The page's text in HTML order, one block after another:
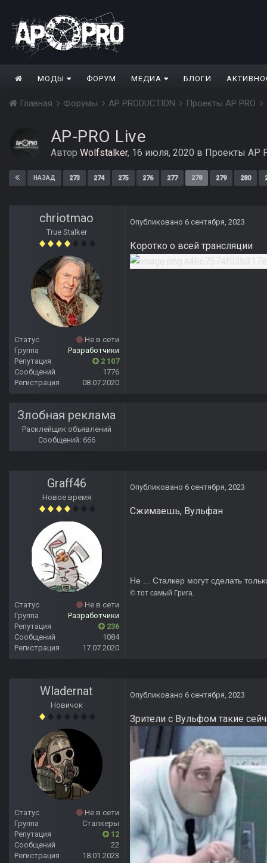
МОДЫ ФОРУМ МЕДИА БЛОГИ
Главная Форумы AP PRODUCTION Проекты AP PRO
AP-PRO Live
Автор Wolfstalker, 16 июля, 2020 в Проекты AP
НАЗАД 273 274 275 276 277 278 279 280
chriotmao
True Stalker
Статус
Не в сети
Группа
Разработчики
Репутация
2 107
Сообщений
1776
Регистрация
08.07.2020
Опубликовано 6 сентября, 2023
Коротко о всей трансляции
Злобная реклама
Расклейщик объявлений
Сообщений: 666
Graff46
Новое время
Статус
Не в сети
Группа
Разработчики
Репутация
236
Сообщений
1084
Регистрация
17.07.2020
Опубликовано 6 сентября, 2023
Сжимаешь, Вульфан
Не ... Сталкер могут сделать
© тот
Wladernat
Новичок
Статус
Не в сети
Группа
Сталкеры
Репутация
12
Сообщений
22
Регистрация
18.01.2023
Опубликовано 6 сентября, 2023
Зрители с Вульфом такие